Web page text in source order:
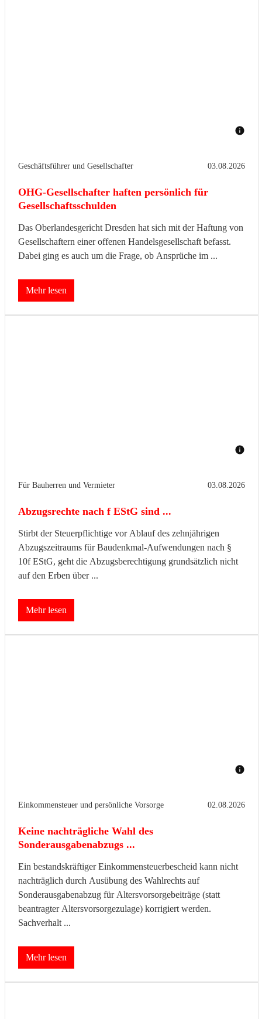
Geschäftsführer und Gesellschafter 03.08.2026
OHG-Gesellschafter haften persönlich für
Gesellschaftsschulden
Das Oberlandesgericht Dresden hat sich mit der Haftung von
Gesellschaftern einer offenen Handelsgesellschaft befasst.
Dabei ging es auch um die Frage, ob Ansprüche im ...
Mehr lesen
Für Bauherren und Vermieter 03.08.2026
Abzugsrechte nach f EStG sind ...
Stirbt der Steuerpflichtige vor Ablauf des zehnjährigen
Abzugszeitraums für Baudenkmal-Aufwendungen nach §
10f EStG, geht die Abzugsberechtigung grundsätzlich nicht
auf den Erben über ...
Mehr lesen
Einkommensteuer und persönliche Vorsorge 02.08.2026
Keine nachträgliche Wahl des
Sonderausgabenabzugs ...
Ein bestandskräftiger Einkommensteuerbescheid kann nicht
nachträglich durch Ausübung des Wahlrechts auf
Sonderausgabenabzug für Altersvorsorgebeiträge (statt
beantragter Altersvorsorgezulage) korrigiert werden.
Sachverhalt ...
Mehr lesen